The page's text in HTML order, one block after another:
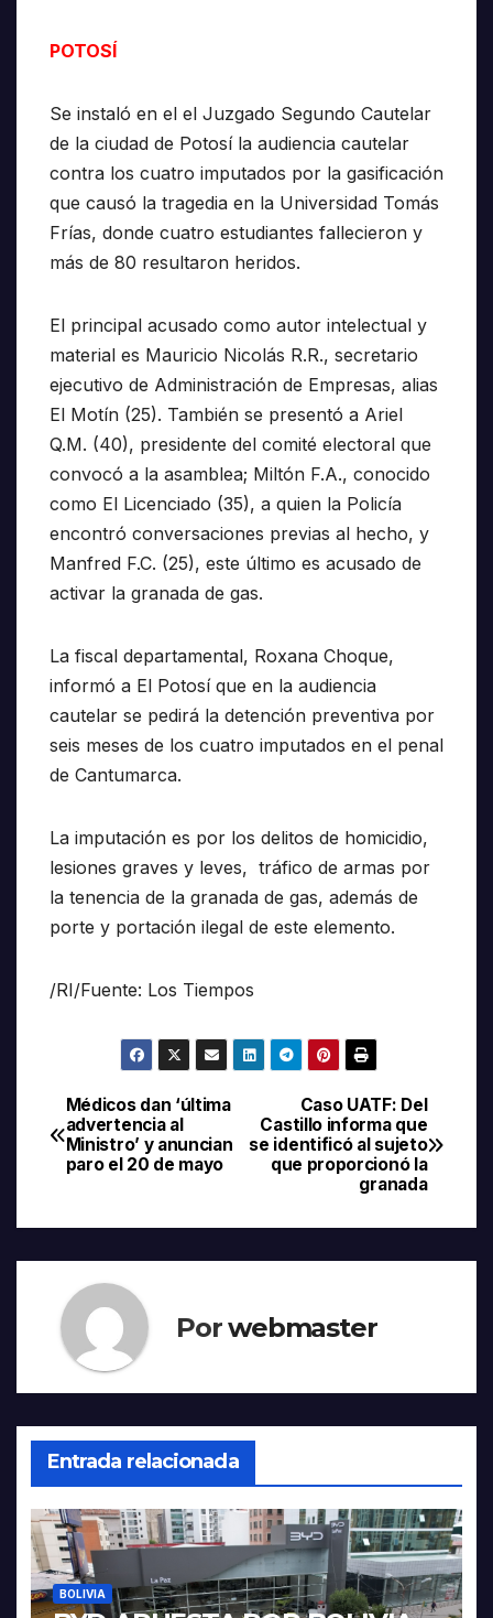
POTOSÍ
Se instaló en el el Juzgado Segundo Cautelar
de la ciudad de Potosí la audiencia cautelar
contra los cuatro imputados por la gasificación
que causó la tragedia en la Universidad Tomás
Frías, donde cuatro estudiantes fallecieron y
más de 80 resultaron heridos.
El principal acusado como autor intelectual y
material es Mauricio Nicolás R.R., secretario
ejecutivo de Administración de Empresas, alias
El Motín (25). También se presentó a Ariel
Q.M. (40), presidente del comité electoral que
convocó a la asamblea; Miltón F.A., conocido
como El Licenciado (35), a quien la Policía
encontró conversaciones previas al hecho, y
Manfred F.C. (25), este último es acusado de
activar la granada de gas.
La fiscal departamental, Roxana Choque,
informó a El Potosí que en la audiencia
cautelar se pedirá la detención preventiva por
seis meses de los cuatro imputados en el penal
de Cantumarca.
La imputación es por los delitos de homicidio,
lesiones graves y leves, tráfico de armas por
la tenencia de la granada de gas, además de
porte y portación ilegal de este elemento.
/RI/Fuente: Los Tiempos
Navegación
de
Caso UATF: Del
Castillo informa que
se identificó al sujeto
que proporcionó la
granada
Médicos dan ‘última
advertencia al
Ministro’ y anuncian
paro el 20 de mayo
Porwebmaster
Entrada relacionada
BOLIVIA